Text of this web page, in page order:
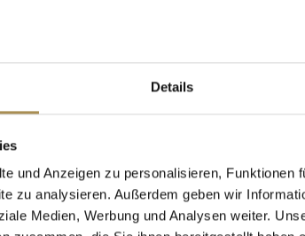
Details
und Anzeigen zu personalisieren, Funktionen
zu analysieren. Außerdem geben wir
Medien, Werbung und Analysen weiter.
of
Wann wurden Sie geboren?